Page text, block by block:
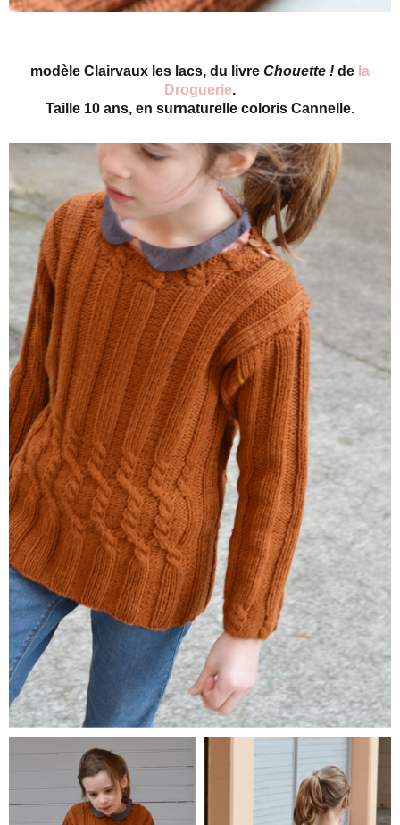
modèle Clairvaux les lacs, du livre Chouette ! de la
Droguerie.
Taille 10 ans, en surnaturelle coloris Cannelle.